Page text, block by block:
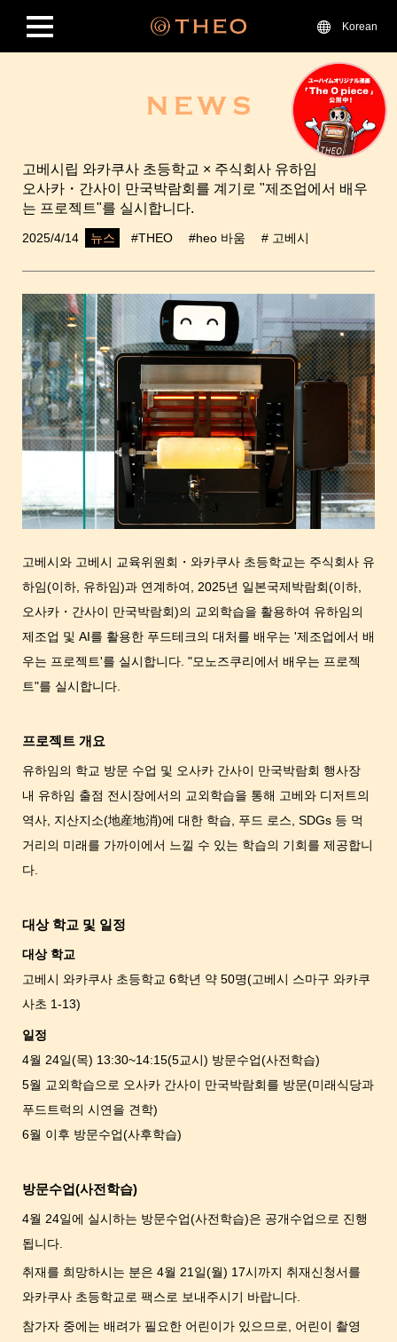
Korean
고베시립 와카쿠사 초등학교 × 주식회사 유하임
오사카・간사이 만국박람회를 계기로 "제조업에서 배우
는 프로젝트"를 실시합니다.
2025/4/14 뉴스 #THEO #heo 바움 # 고베시
고베시와 고베시 교육위원회・와카쿠사 초등학교는 주식회사 유
하임(이하, 유하임)과 연계하여, 2025년 일본국제박람회(이하,
오사카・간사이 만국박람회)의 교외학습을 활용하여 유하임의
제조업 및 AI를 활용한 푸드테크의 대처를 배우는 '제조업에서 배
우는 프로젝트'를 실시합니다. "모노즈쿠리에서 배우는 프로젝
트"를 실시합니다.
프로젝트 개요
유하임의 학교 방문 수업 및 오사카 간사이 만국박람회 행사장
내 유하임 출점 전시장에서의 교외학습을 통해 고베와 디저트의
역사, 지산지소(地産地消)에 대한 학습, 푸드 로스, SDGs 등 먹
거리의 미래를 가까이에서 느낄 수 있는 학습의 기회를 제공합니
다.
대상 학교 및 일정
대상 학교
고베시 와카쿠사 초등학교 6학년 약 50명(고베시 스마구 와카쿠
사초 1-13)
일정
4월 24일(목) 13:30~14:15(5교시) 방문수업(사전학습)
5월 교외학습으로 오사카 간사이 만국박람회를 방문(미래식당과
푸드트럭의 시연을 견학)
6월 이후 방문수업(사후학습)
방문수업(사전학습)
4월 24일에 실시하는 방문수업(사전학습)은 공개수업으로 진행
됩니다.
취재를 희망하시는 분은 4월 21일(월) 17시까지 취재신청서를
와카쿠사 초등학교로 팩스로 보내주시기 바랍니다.
참가자 중에는 배려가 필요한 어린이가 있으므로, 어린이 촬영